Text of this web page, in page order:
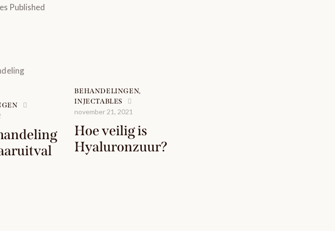
Published
BEHANDELINGEN,
INJECTABLES
november 21, 2021
Hoe veilig is
Hyaluronzuur?